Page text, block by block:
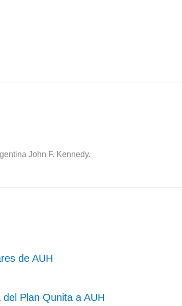
John F. Kennedy.
de AUH
Plan Qunita a AUH